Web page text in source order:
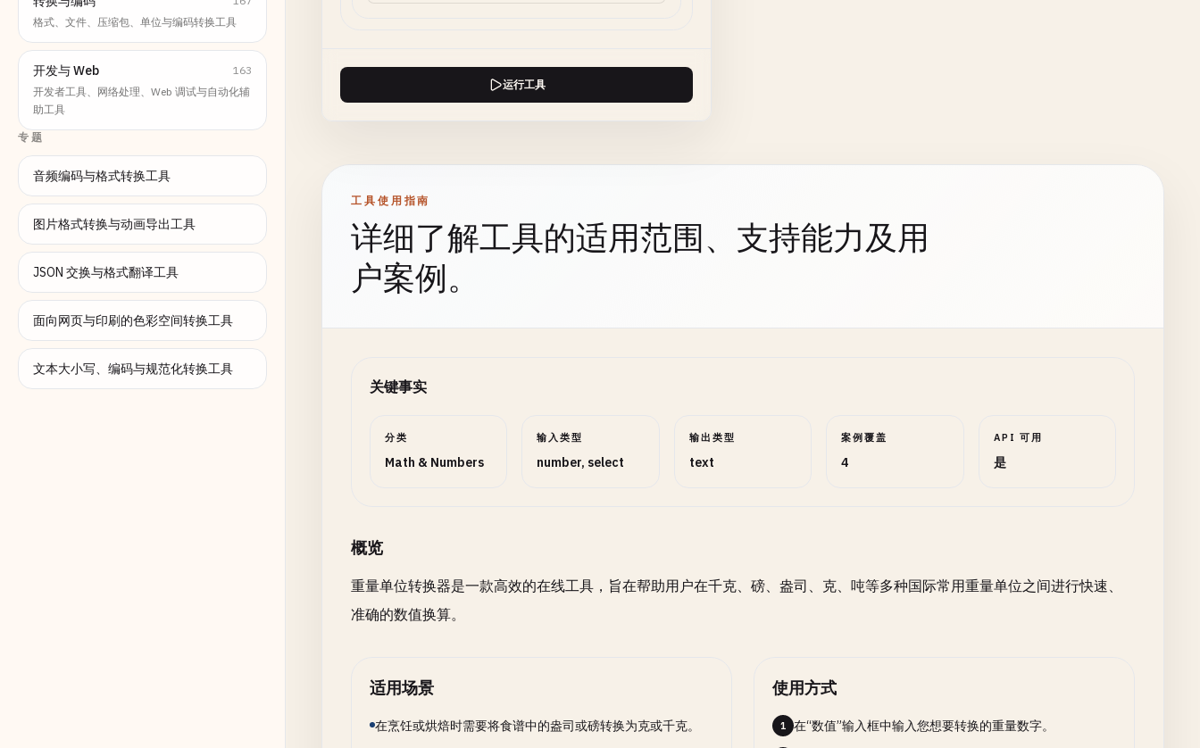
格式、文件、压缩包、单位与编码转换工具
开发与 Web
163
开发者工具、网络处理、Web 调试与自动化辅
助工具
专题
音频编码与格式转换工具
图片格式转换与动画导出工具
JSON 交换与格式翻译工具
面向网页与印刷的色彩空间转换工具
文本大小写、编码与规范化转换工具
运行工具
工具使用指南
详细了解工具的适用范围、支持能力及用
户案例。
关键事实
分类
Math & Numbers
输入类型
number, select
输出类型
text
案例覆盖
4
API 可用
是
概览
重量单位转换器是一款高效的在线工具，旨在帮助用户在千克、磅、盎司、克、吨等多种国际常用重量单位之间进行快速、
准确的数值换算。
适用场景
在烹饪或烘焙时需要将食谱中的盎司或磅转换为克或千克。
使用方式
1 在“数值”输入框中输入您想要转换的重量数字。